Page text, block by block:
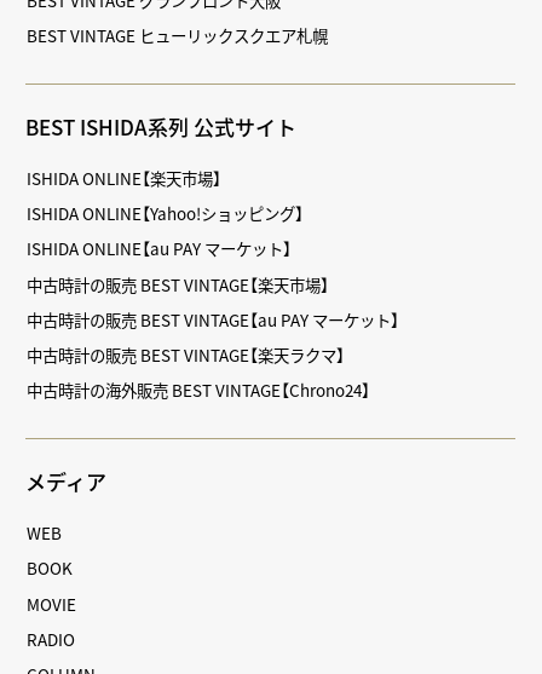
BEST VINTAGE ヒューリックスクエア札幌
BEST ISHIDA系列 公式サイト
ISHIDA ONLINE【楽天市場】
ISHIDA ONLINE【Yahoo!ショッピング】
ISHIDA ONLINE【au PAY マーケット】
中古時計の販売 BEST VINTAGE【楽天市場】
中古時計の販売 BEST VINTAGE【au PAY マーケット】
中古時計の販売 BEST VINTAGE【楽天ラクマ】
中古時計の海外販売 BEST VINTAGE【Chrono24】
メディア
WEB
BOOK
MOVIE
RADIO